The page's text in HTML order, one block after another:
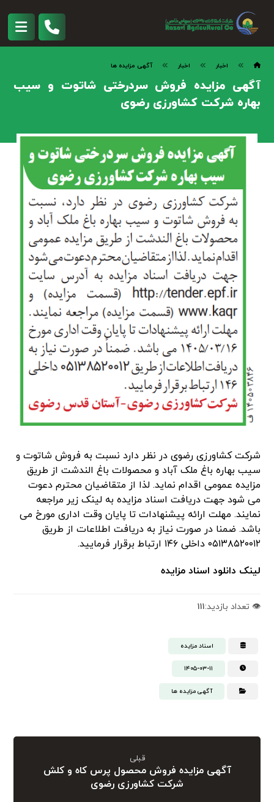
اخبار اخبار آگهی مزایده ها
آگهی مزایده فروش سردرختی شاتوت و سیب
بهاره شرکت کشاورزی رضوی
شرکت کشاورزی رضوی در نظر دارد نسبت به فروش شاتوت و
سیب بهاره باغ ملک آباد و محصولات باغ الندشت از طریق
مزایده عمومی اقدام نماید. لذا از متقاضیان محترم دعوت
می شود جهت دریافت اسناد مزایده به لینک زیر مراجعه
نمایند. مهلت ارائه پیشنهادات تا پایان وقت اداری مورخ می
باشد. ضمنا در صورت نیاز به دریافت اطلاعات از طریق
۰۵۱۳۸۵۲۰۰۱۲ داخلی ۱۴۶ ارتباط برقرار فرمایید.
لینک دانلود اسناد مزایده
👁️ تعداد بازدید:۱۱۱
اسناد مزایده
۱۴۰۵-۰۳-۱۱
آگهی مزایده ها
قبلی
آگهی مزایده فروش محصول پرس کاه و کلش
شرکت کشاورزی رضوی